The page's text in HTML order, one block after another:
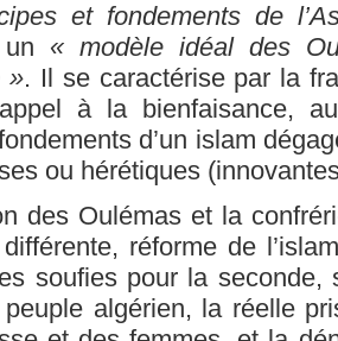
et fondements de
« modèle idéal des
». Il se caractérise par la
à la bienfaisance,
d’un islam
ou hérétiques
des Oulémas et la
réforme de
soufies pour la
algérien, la réelle